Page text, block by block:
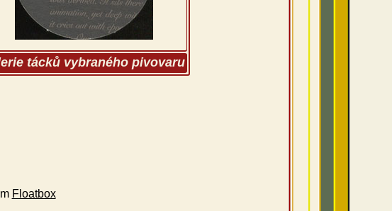
tácků vybraného pivovaru
Floatbox